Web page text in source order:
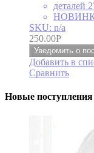
деталей
SKU: n/a
250.00Р
Уведомить о
Добавить в
Сравнить
Новые поступления